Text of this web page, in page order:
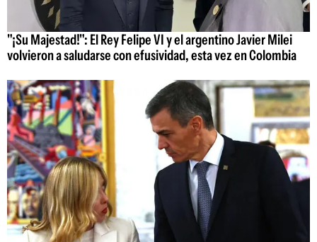
"¡Su Majestad!": El Rey Felipe VI y el argentino Javier Milei
volvieron a saludarse con efusividad, esta vez en Colombia